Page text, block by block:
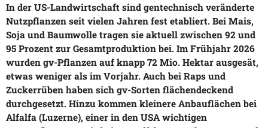
In der US-Landwirtschaft sind gentechnisch veränderte
Nutzpflanzen seit vielen Jahren fest etabliert. Bei Mais,
Soja und Baumwolle tragen sie aktuell zwischen 92 und
95 Prozent zur Gesamtproduktion bei. Im Frühjahr 2026
wurden gv-Pflanzen auf knapp 72 Mio. Hektar ausgesät,
etwas weniger als im Vorjahr. Auch bei Raps und
Zuckerrüben haben sich gv-Sorten flächendeckend
durchgesetzt. Hinzu kommen kleinere Anbauflächen bei
Alfalfa (Luzerne), einer in den USA wichtigen